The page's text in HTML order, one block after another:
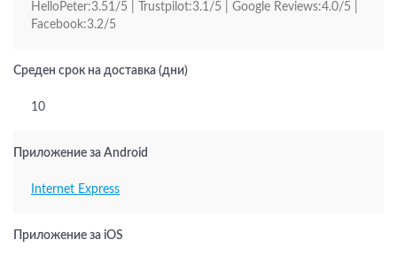
HelloPeter:3.51/5 | Trustpilot:3.1/5 | Google Reviews:4.0/5 |
Facebook:3.2/5
Среден срок на доставка (дни)
10
Приложение за Android
Internet Express
Приложение за iOS